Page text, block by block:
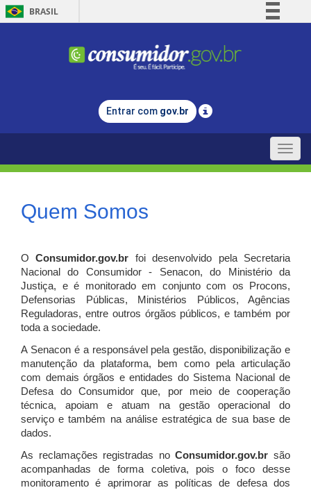
BRASIL
Comunica BR
Legislação
Entrar com gov.br
Toggle
Quem Somos
OConsumidor.gov.br
foi desenvolvido pela Secretaria
Nacional do Consumidor - Senacon, do Ministério da
Justiça, e é monitorado em conjunto com os Procons,
Defensorias Públicas, Ministérios Públicos, Agências
Reguladoras, entre outros órgãos públicos, e também por
toda a sociedade.
A Senacon é a responsável pela gestão, disponibilização e
manutenção da plataforma, bem como pela articulação
com demais órgãos e entidades do Sistema Nacional de
Defesa do Consumidor que, por meio de cooperação
técnica, apoiam e atuam na gestão operacional do
serviço e também na análise estratégica de sua base de
dados.
As reclamações registradas noConsumidor.gov.br são
acompanhadas de forma coletiva, pois o foco desse
monitoramento é aprimorar as políticas de defesa dos